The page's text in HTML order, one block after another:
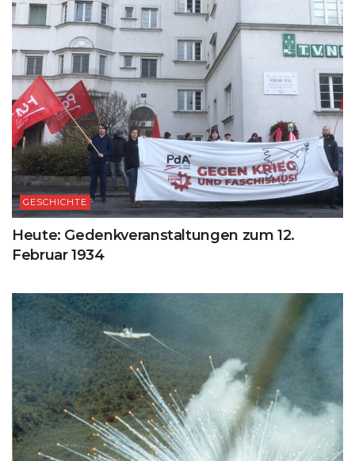
GESCHICHTE
Heute: Gedenkveranstaltungen zum 12.
Februar 1934